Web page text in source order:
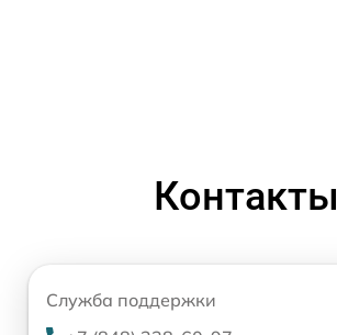
Контакты
Служба поддержки